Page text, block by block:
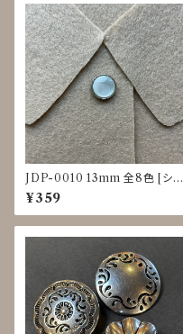
JDP-0010 13mm 全8色 [シェ
ル調][裏足ボタン][ブラウス]
¥359